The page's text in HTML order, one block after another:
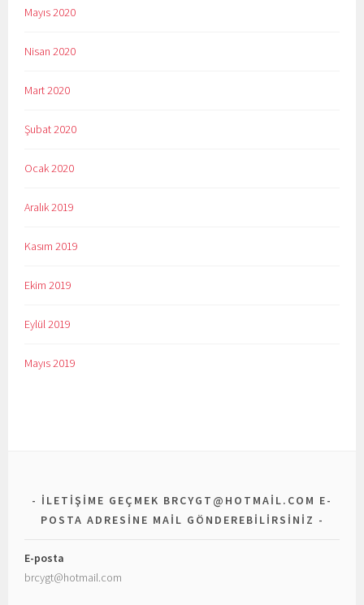
Mayıs 2020
Nisan 2020
Mart 2020
Şubat 2020
Ocak 2020
Aralık 2019
Kasım 2019
Ekim 2019
Eylül 2019
Mayıs 2019
ILETIŞIME GEÇMEK BRCYGT@HOTMAIL.COM E-
POSTA ADRESINE MAIL GÖNDEREBILIRSINIZ
E-posta
brcygt@hotmail.com